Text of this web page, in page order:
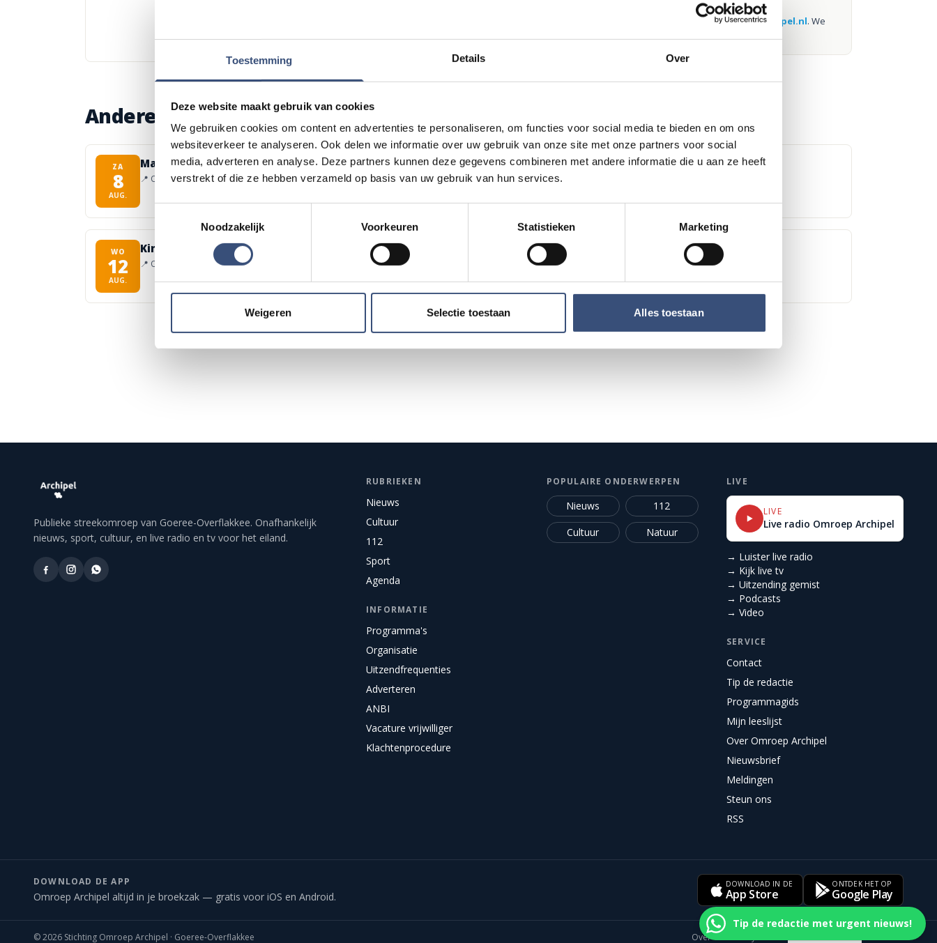
Toestemming Details Over
Deze website maakt gebruik van cookies
We gebruiken cookies om content en advertenties te personaliseren, om functies voor social media te bieden en om ons
websiteverkeer te analyseren. Ook delen we informatie over uw gebruik van onze site met onze partners voor social
media, adverteren en analyse. Deze partners kunnen deze gegevens combineren met andere informatie die u aan ze heeft
verstrekt of die ze hebben verzameld op basis van uw gebruik van hun services.
Noodzakelijk
Voorkeuren Statistieken Marketing
Weigeren Selectie toestaan Alles toestaan
weten via
redactie@omroeparchipel.nl. We
Andere events
ZA
8
AUG.
Matinee-concert in Dorpskerk
📍 Ouddorp🕐11:00
DI
11
Magic Summer show met Steven Kazàn
📍Ouddorp
WO
12
AUG.
Kinderdagen bij RTM-trammuseum in Ouddorp
📍 Ouddorp 10:00
AUG.
Hippie Beach Day markt bij Houten Kaap
📍Ouddorp
Alle events op de agenda →
Tip de redactie met urgent nieuws!
Publieke streekomroep van Goeree-Overflakkee. Onafhankelijk
nieuws, sport, cultuur, en live radio en tv voor het eiland.
RUBRIEKEN
Nieuws
Cultuur
112
Sport
Agenda
INFORMATIE
Programma's
Organisatie
Uitzendfrequenties
Adverteren
ANBI
Vacature vrijwilliger
Klachtenprocedure
POPULAIRE ONDERWERPEN
Nieuws
112
Cultuur
Natuur
LIVE
LIVE
Live radio Omroep Archipel
→ Luister live radio
→ Kijk live tv
→ Uitzending gemist
→ Podcasts
→ Video
SERVICE
Contact
Tip de redactie
Programmagids
Mijn leeslijst
Over Omroep Archipel
Nieuwsbrief
Meldingen
Steun ons
RSS
DOWNLOAD DE APP
Omroep Archipel altijd in je broekzak — gratis voor iOS en Android.
DOWNLOAD IN DE
App Store
ONTDEK HET OP
Google Play
©2026 Stichting Omroep Archipel · Goeree-Overflakkee Over ons